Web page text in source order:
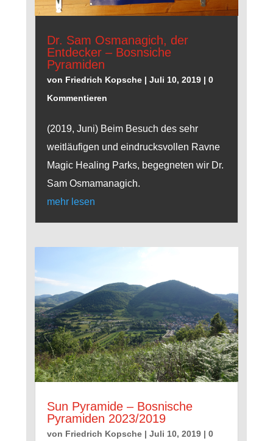
Dr. Sam Osmanagich, der
Entdecker – Bosnsiche
Pyramiden
von Friedrich Kopsche |Juli 10, 2019 | 0
Kommentieren
(2019, Juni) Beim Besuch des sehr
weitläufigen und eindrucksvollen Ravne
Magic Healing Parks, begegneten wir Dr.
Sam Osmamanagich.
mehr lesen
Sun Pyramide – Bosnische
Pyramiden 2023/2019
von Friedrich Kopsche |Juli 10, 2019 | 0